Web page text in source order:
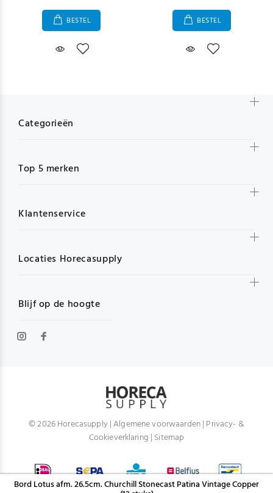
BESTEL BESTEL
Bord Lotus afm. 26.5cm. Churchill Stonecast Patina Vintage Copper
Blijf op de hoogte
Categorieën
Top 5 merken
Klantenservice
Locaties Horecasupply
© 2026 Horecasupply |Algemene voorwaarden| Privacy- &
Cookieverklaring | Sitemap